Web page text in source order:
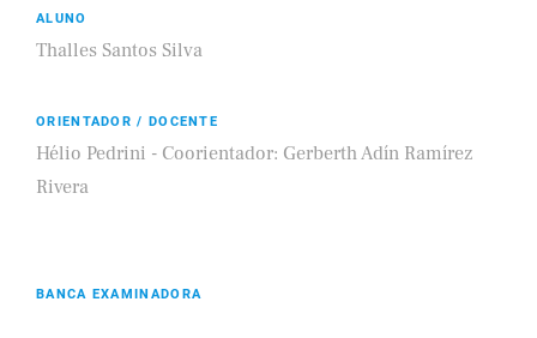
ALUNO
Thalles Santos Silva
ORIENTADOR / DOCENTE
Hélio Pedrini - Coorientador: Gerberth Adín Ramírez
Rivera
BANCA EXAMINADORA